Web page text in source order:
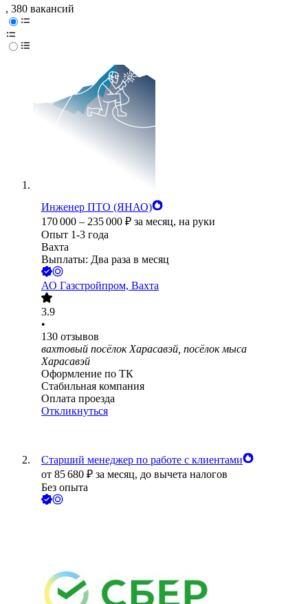
, 380 вакансий
Инженер ПТО (ЯНАО)
170 000 – 235 000 ₽ за месяц, на руки
Опыт 1-3 года
Вахта
Выплаты: Два раза в месяц
АО Газстройпром, Вахта
3.9
•
130 отзывов
вахтовый посёлок Харасавэй, посёлок мыса
Харасавэй
Оформление по ТК
Стабильная компания
Оплата проезда
Откликнуться
Старший менеджер по работе с клиентами
от 85 680 ₽ за месяц, до вычета налогов
Без опыта